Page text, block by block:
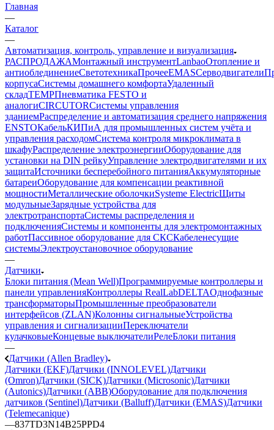
Главная
—
Каталог
—
Автоматизация, контроль, управление и визуализация
РАСПРОДАЖАМонтажный инструментLanbaoОтопление и
антиоблединениеСветотехникаПрочееEMASCерводвигатели
корпусаСистемы домашнего комфортаУдаленный
складTEMPПневматика FESTO и
аналогиCIRCUTORСистемы управления
зданиемРаспределение и автоматизация среднего напряжения
ENSTOКабельКИПиА для промышленных систем учёта и
управления расходомСистема контроля микроклимата в
шкафуРаспределение электроэнергииОборудование для
установки на DIN рейкуУправление электродвигателями и их
защитаИсточники бесперебойного питанияАккумуляторные
батареиОборудование для компенсации реактивной
мощностиМеталлические оболочкиSysteme ElectricЩиты
модульныеЗарядные устройства для
электротранспортаСистемы распределения и
подключенияСистемы и компоненты для электромонтажных
работПассивное оборудование для СКСКабеленесущие
системыЭлектроустановочное оборудование
—
Датчики
Блоки питания (Mean Well)Программируемые контроллеры и
панели управленияКонтроллеры RealLabDELTAОднофазные
трансформаторыПромышленные преобразователи
интерфейсов (ZLAN)Колонны сигнальныеУстройства
управления и сигнализацииПереключатели
кулачковыеКонцевые выключателиРелеБлоки питания
—
Датчики (Allen Bradley)
Датчики (EKF)Датчики (INNOLEVEL)Датчики
(Omron)Датчики (SICK)Датчики (Microsonic)Датчики
(Autonics)Датчики (ABB)Оборудование для подключения
датчиков (Sentinel)Датчики (Balluff)Датчики (EMAS)Датчики
(Telemecanique)
—837TD3N14B25PPD4